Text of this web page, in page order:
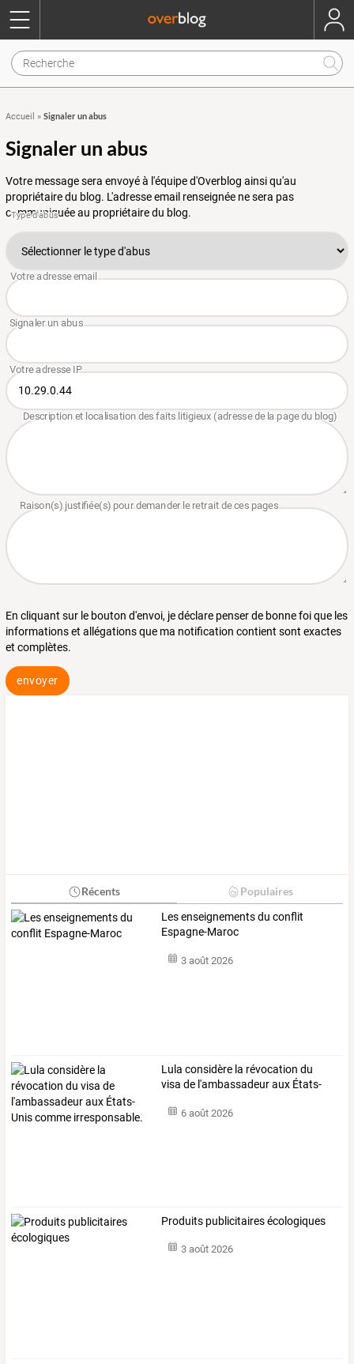
Accueil » Signaler un abus
Signaler un abus
Votre message sera envoyé à l'équipe d'Overblog ainsi qu'au
propriétaire du blog. L'adresse email renseignée ne sera pas
communiquée au propriétaire du blog.
En cliquant sur le bouton d'envoi, je déclare penser de bonne foi que les
informations et allégations que ma notification contient sont exactes
et complètes.
envoyer
Récents Populaires
Les enseignements du conflit
Espagne-Maroc
3 août 2026
Lula considère la révocation du
visa de l'ambassadeuraux États-
6 août 2026
Produits publicitaires écologiques
3 août 2026